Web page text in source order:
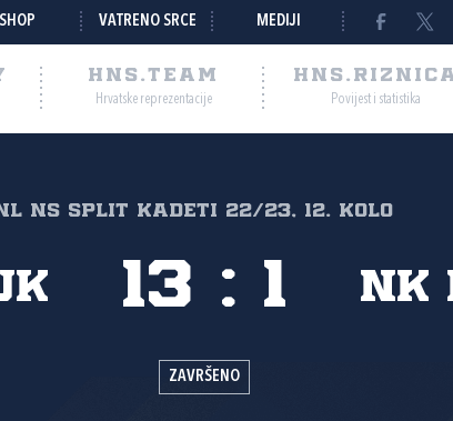
SHOP VATRENO SRCE MEDIJI
HNS.TEAM
Hrvatske reprezentacije Povijest i statistika
NS Split Kadeti 22/23, 12. kolo
NK
13 : 1
ZAVRŠENO